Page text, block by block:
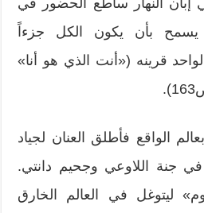
إبان النهار ساطع الحضور في
يسمح بأن يكون الكل جزءاً
قرينه («أنت الذي هو أنا»
الواقع فأطلق العنان لجياد
في جنة اللاوعي وجحيم دانتي.
ليتوغل في العالم الخارق